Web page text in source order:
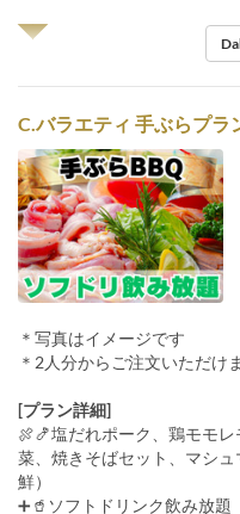
◥◤
C.バラエティ 手ぶらプラ
＊写真はイメージです
＊2人分からご注文いただけ
[プラン詳細]
🍖🍤塩だれポーク、鶏モモ
菜、焼きそばセット、マシ
鮮）
➕🥤ソフトドリンク飲み放題